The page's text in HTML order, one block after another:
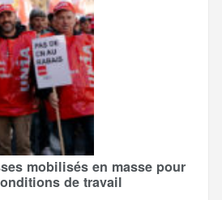
mobilisés en masse pour
de travail